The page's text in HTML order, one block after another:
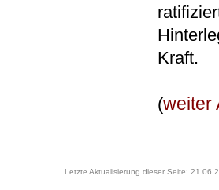
Kraft.
(weiter
Letzte Aktualisierung dieser Seite: